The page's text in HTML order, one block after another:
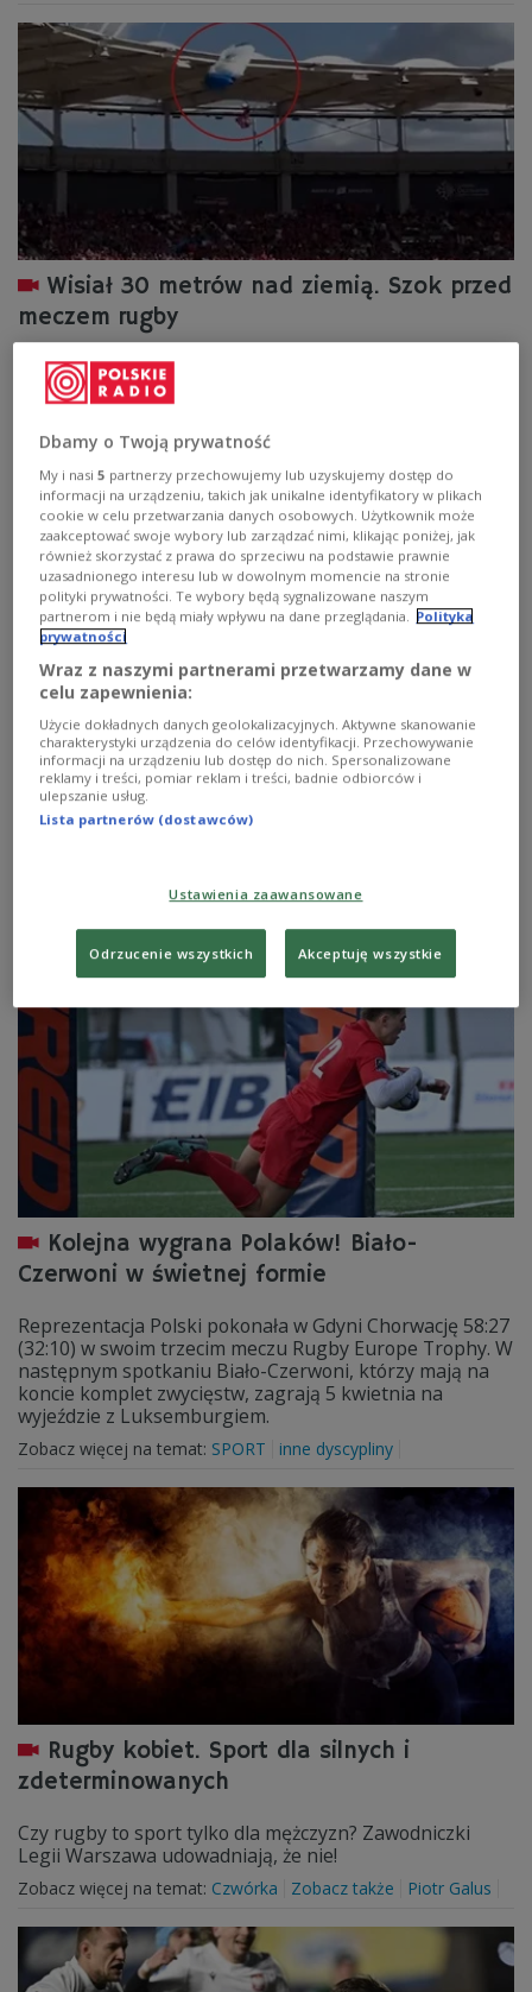
Wisiał 30 metrów nad ziemią. Szok przed
meczem rugby
Do nietypowej sytuacji doszło przed meczem 1/8 finału
Pucharu Europy Mistrzów Rugby pomiędzy Stade
Toulousain a Sale Sharks. Na kilka minut przed
rozpoczęciem spotkania spadochroniarz, który miał
dostarczyć piłkę na murawę... utknął na dachu stadionu.
Zobacz więcej na temat:SPORT Francja
Tuluza
inne dyscypliny
Rugby w "Miejskim folklorze"
Strupińska i Ilona Zajszlug, reprezentantki Polski i
Kolejna wygrana Polaków! Biało-
Czerwoni w świetnej formie
Reprezentacja Polski pokonała w Gdyni Chorwację 58:27
(32:10) w swoim trzecim meczu Rugby Europe Trophy. W
następnym spotkaniu Biało-Czerwoni, którzy mają na
koncie komplet zwycięstw, zagrają 5 kwietnia na
wyjeździe z Luksemburgiem.
Zobacz więcej na temat: SPORT inne dyscypliny
Rugby kobiet. Sport dla silnych i
zdeterminowanych
Czy rugby to sport tylko dla mężczyzn? Zawodniczki
Legii Warszawa udowadniają, że nie!
Zobacz więcej na temat: Czwórka Zobacz także Piotr Galus
Dbamy o Twoją prywatność
My i nasi5 partnerzy przechowujemy lub uzyskujemy dostęp do
informacji na urządzeniu, takich jak unikalne identyfikatory w plikach
cookie w celu przetwarzania danych osobowych. Użytkownik może
zaakceptować swoje wybory lub zarządzać nimi, klikając poniżej, jak
również skorzystać z prawa do sprzeciwu na podstawie prawnie
uzasadnionego interesu lub w dowolnym momencie na stronie
polityki prywatności. Te wybory będą sygnalizowane naszym
partnerom i nie będą miały wpływu na dane przeglądania. Polityka
prywatności
Wraz z naszymi partnerami przetwarzamy dane w
celu zapewnienia:
Użycie dokładnych danych geolokalizacyjnych. Aktywne skanowanie
charakterystyki urządzenia do celów identyfikacji. Przechowywanie
informacji na urządzeniu lub dostęp do nich. Spersonalizowane
reklamy i treści, pomiar reklam i treści, badnie odbiorców i
ulepszanie usług.
Lista partnerów (dostawców)
Ustawienia zaawansowane
Odrzucenie wszystkich Akceptuję wszystkie